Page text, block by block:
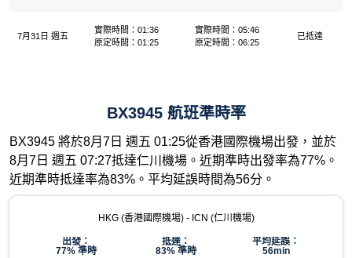
7月31日 週五
實際時間：01:36
原定時間：01:25
實際時間：05:46
原定時間：06:25
已抵達
BX3945 航班準時率
BX3945 將於8月7日 週五 01:25從香港國際機場出發，並於
8月7日 週五 07:27抵達仁川機場。近期準時出發率為77%。
近期準時抵達率為83%。平均延誤時間為56分。
HKG (香港國際機場) - ICN (仁川機場)
出發：
77% 準時
抵達：
83% 準時
平均延誤：
56min